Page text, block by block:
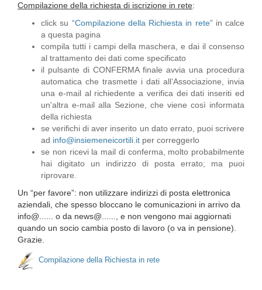
Compilazione della richiesta di iscrizione in rete:
click su “Compilazione della Richiesta in rete” in calce
a questa pagina
compila tutti i campi della maschera, e dai il consenso
al trattamento dei dati come specificato
il pulsante di CONFERMA finale avvia una procedura
automatica che trasmette i dati all’Associazione, invia
una e-mail al richiedente a verifica dei dati inseriti ed
un'altra e-mail alla Sezione, che viene così informata
della richiesta
se verifichi di aver inserito un dato errato, puoi scrivere
ad info@insiemeneicortili.it per correggerlo
se non ricevi la mail di conferma, molto probabilmente
hai digitato un indirizzo di posta errato; ma puoi
riprovare.
Un “per favore”: non utilizzare indirizzi di posta elettronica
aziendali, che spesso bloccano le comunicazioni in arrivo da
info@...... o da news@......, e non vengono mai aggiornati
quando un socio cambia posto di lavoro (o va in pensione).
Grazie.
Compilazione della Richiesta in rete